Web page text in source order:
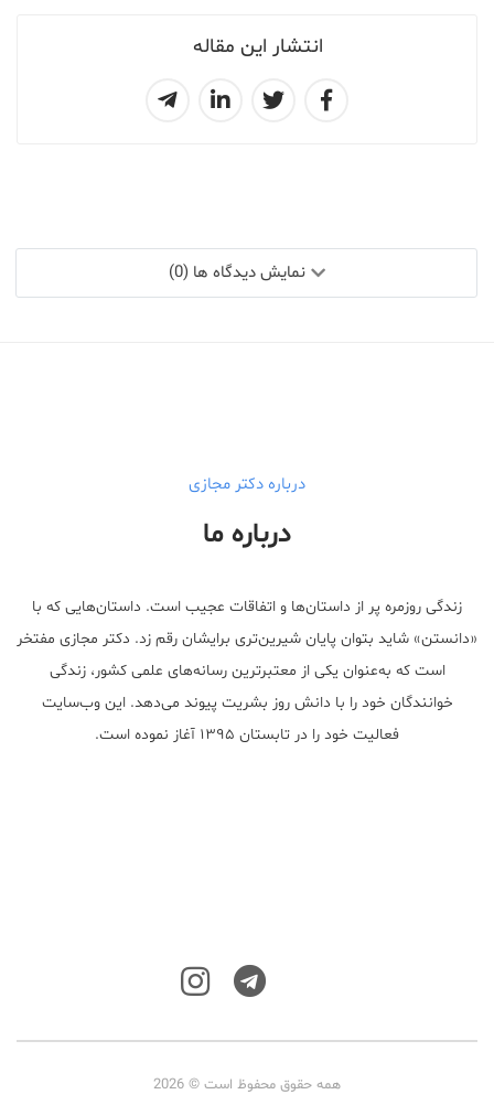
انتشار این مقاله
نمایش دیدگاه ها (0)
درباره دکتر مجازی
درباره ما
زندگی روزمره پر از داستان‌ها و اتفاقات عجیب است. داستان‌هایی که با
«دانستن» شاید بتوان پایان شیرین‌تری برایشان رقم زد. دکتر مجازی مفتخر
است که به‌عنوان یکی از معتبر‌ترین رسانه‌های علمی کشور، زندگی
خوانندگان خود را با دانش روز بشریت پیوند می‌دهد. این وب‌سایت
فعالیت خود را در تابستان ۱۳۹۵ آغاز نموده است.
همه حقوق محفوظ است © 2026